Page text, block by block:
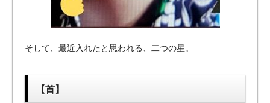
そして、最近入れたと思われる、二つの星。
【首】